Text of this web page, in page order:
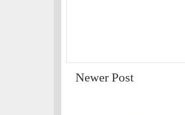
Newer Post